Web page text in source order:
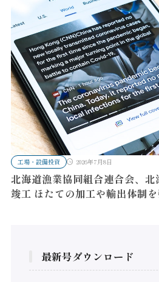
工場・設備投資 2026年7月8日
北海道漁業協同組合連合会、
竣工 ほたての加工や輸出体制
最新号ダウンロード